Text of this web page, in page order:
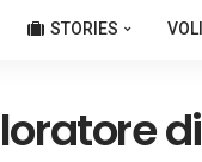
STORIES VOLI
di